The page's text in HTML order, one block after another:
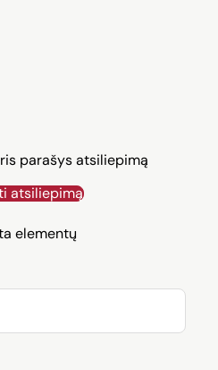
parašys atsiliepimą
atsiliepimą
elementų